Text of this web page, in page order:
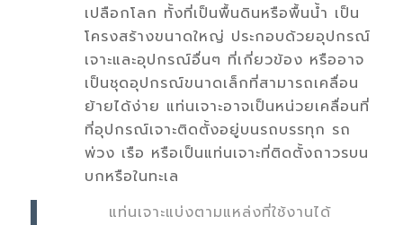
เปลือกโลก ทั้งที่เป็นพื้นดินหรือพื้นนํ้า เป็น
โครงสร้างขนาดใหญ่ ประกอบด้วยอุปกรณ์
เจาะและอุปกรณ์อื่นๆ ที่เกี่ยวข้อง หรืออาจ
เป็นชุดอุปกรณ์ขนาดเล็กที่สามารถเคลื่อน
ย้ายได้ง่าย แท่นเจาะอาจเป็นหน่วยเคลื่อนที่
ที่อุปกรณ์เจาะติดตั้งอยู่บนรถบรรทุก รถ
พ่วง เรือ หรือเป็นแท่นเจาะที่ติดตั้งถาวรบน
บกหรือในทะเล
แท่นเจาะแบ่งตามแหล่งที่ใช้งานได้